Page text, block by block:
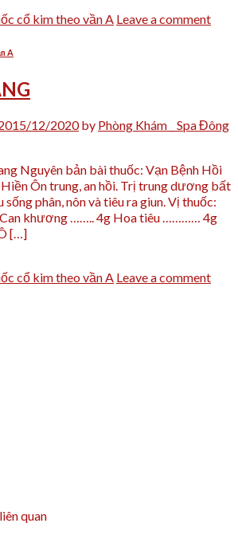
cổ kim theo vần A Leave a comment
A
15/12/2020by Phòng Khám _ Spa Đông
Nguyên bản bài thuốc: Vạn Bệnh Hồi
Ôn trung, an hồi. Trị trung dương bất
phân, nôn và tiêu ra giun. Vị thuốc:
khương …….. 4g Hoa tiêu ………… 4g
[…]
cổ kim theo vần A Leave a comment
quan